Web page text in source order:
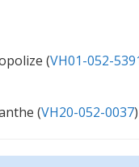
(VH01-052-
(VH20-052-0037)